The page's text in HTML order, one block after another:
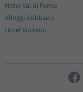
Hotel Val di Funes
Alloggi Dobbiaco
Hotel Vipiteno